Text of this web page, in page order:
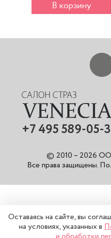
В корзину
+7 495 589-05-
© 2010 – 2026
Все права защищены.
Оставаясь на сайте, вы
на условиях, указанных в